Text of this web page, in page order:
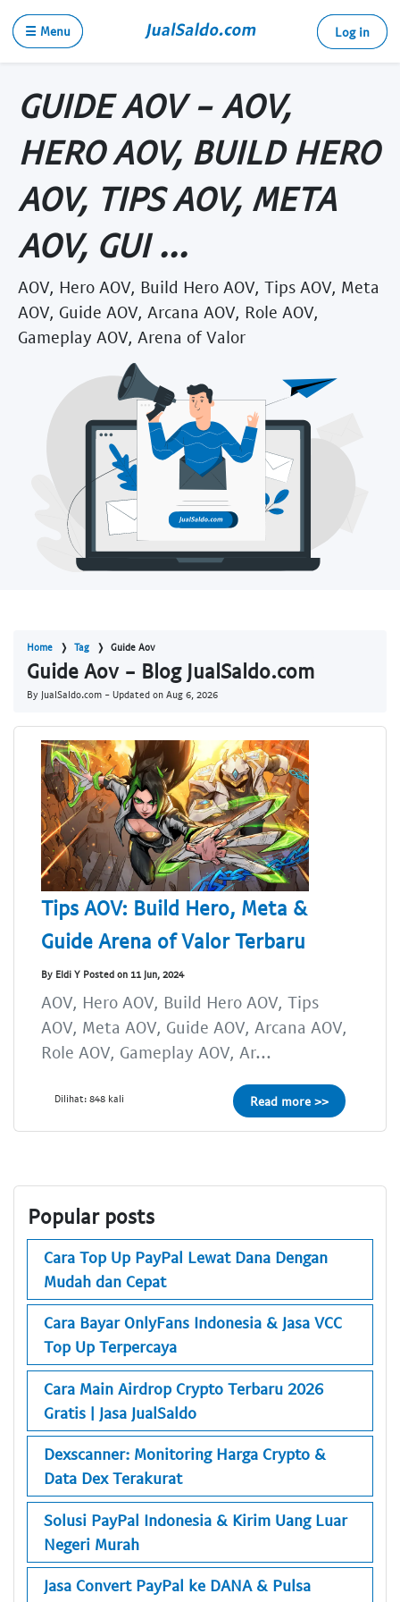
☰ Menu Log in
GUIDE AOV - AOV,
HERO AOV, BUILD HERO
AOV, TIPS AOV, META
AOV, GUI ...
AOV, Hero AOV, Build Hero AOV, Tips AOV, Meta
AOV, Guide AOV, Arcana AOV, Role AOV,
Gameplay AOV, Arena of Valor
Home Tag Guide Aov
Guide Aov - Blog JualSaldo.com
By JualSaldo.com - Updated on Aug 6, 2026
Tips AOV: Build Hero, Meta &
Guide Arena of Valor Terbaru
By Eldi Y Posted on 11 Jun, 2024
AOV, Hero AOV, Build Hero AOV, Tips
AOV, Meta AOV, Guide AOV, Arcana AOV,
Role AOV, Gameplay AOV, Ar...
Dilihat: 848 kali Read more >>
Popular posts
Cara Top Up PayPal Lewat Dana Dengan
Mudah dan Cepat
Cara Bayar OnlyFans Indonesia & Jasa VCC
Top Up Terpercaya
Cara Main Airdrop Crypto Terbaru 2026
Gratis | Jasa JualSaldo
Dexscanner: Monitoring Harga Crypto &
Data Dex Terakurat
Solusi PayPal Indonesia & Kirim Uang Luar
Negeri Murah
Jasa Convert PayPal ke DANA & Pulsa